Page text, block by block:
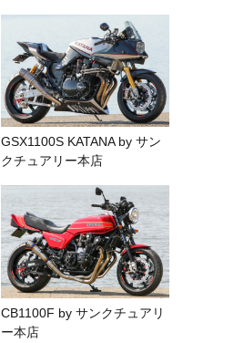
GSX1100S KATANA by サン
クチュアリー本店
CB1100F by サンクチュアリ
ー本店